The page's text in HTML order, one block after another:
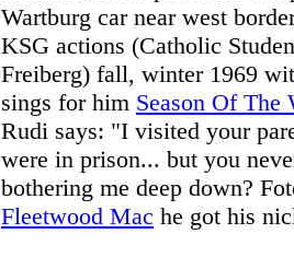
Wartburg car near west
KSG actions (Catholic
Freiberg) fall, winter 1969
sings for him Season Of The
Rudi says: "I visited your
were in prison... but you
bothering me deep down?
Fleetwood Mac he got his